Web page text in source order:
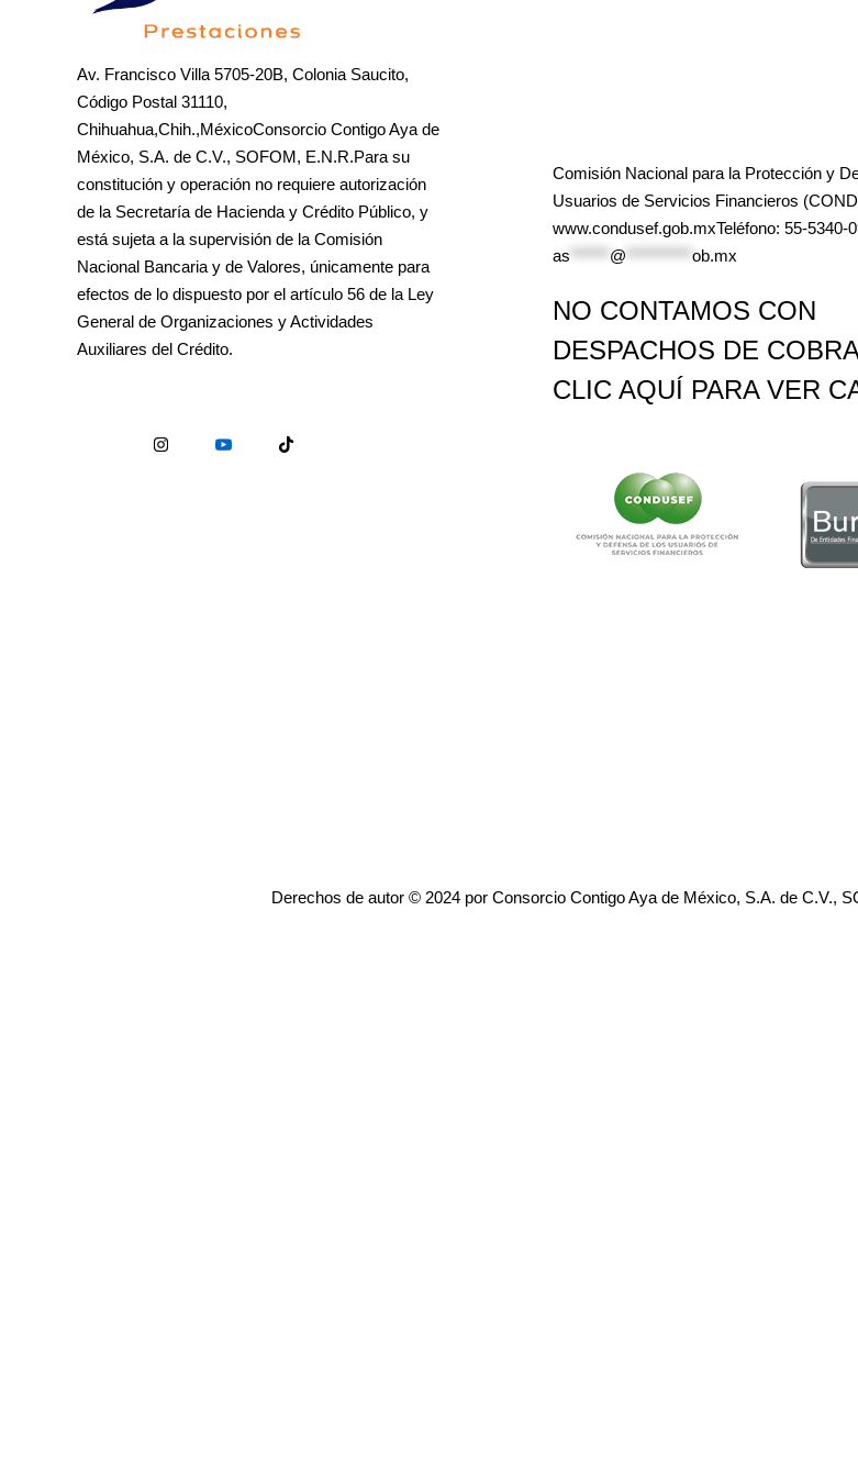
Av. Francisco Villa 5705-20B, Colonia Saucito,
Código Postal 31110,
Chihuahua,Chih.,MéxicoConsorcio Contigo Aya de
México, S.A. de C.V., SOFOM, E.N.R.Para su
constitución y operación no requiere autorización
de la Secretaría de Hacienda y Crédito Público, y
está sujeta a la supervisión de la Comisión
Nacional Bancaria y de Valores, únicamente para
efectos de lo dispuesto por el artículo 56 de la Ley
General de Organizaciones y Actividades
Auxiliares del Crédito.
Comisión Nacional para la Protección y
Usuarios de Servicios Financieros
www.condusef.gob.mxTeléfono: 55-5340-
as
@ ob.mx
NO CONTAMOS CON
DESPACHOS DE
CLIC AQUÍ PARA VER
Derechos de autor © 2024 por Consorcio Contigo Aya de México, S.A. de C.V.,